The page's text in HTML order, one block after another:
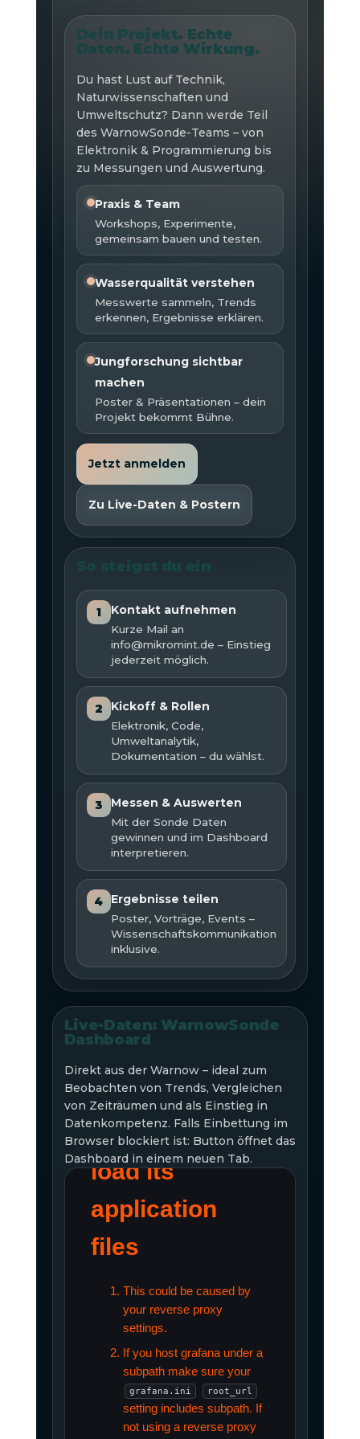
Dein Projekt. Echte
Daten. Echte Wirkung.
Du hast Lust auf Technik,
Naturwissenschaften und
Umweltschutz? Dann werde Teil
des WarnowSonde-Teams – von
Elektronik & Programmierung bis
zu Messungen und Auswertung.
Praxis & Team
Workshops, Experimente,
gemeinsam bauen und testen.
Wasserqualität verstehen
Messwerte sammeln, Trends
erkennen, Ergebnisse erklären.
Jungforschung sichtbar
machen
Poster & Präsentationen – dein
Projekt bekommt Bühne.
Jetzt anmelden
Zu Live-Daten & Postern
1 Kontakt aufnehmen
Kurze Mail an
info@mikromint.de – Einstieg
jederzeit möglich.
2 Kickoff & Rollen
Elektronik, Code,
Umweltanalytik,
Dokumentation – du wählst.
3 Messen & Auswerten
Mit der Sonde Daten
gewinnen und im Dashboard
interpretieren.
4 Ergebnisse teilen
Poster, Vorträge, Events –
Wissenschaftskommunikation
inklusive.
Live-Daten: WarnowSonde
Dashboard
Direkt aus der Warnow – ideal zum
Beobachten von Trends, Vergleichen
von Zeiträumen und als Einstieg in
Datenkompetenz. Falls Einbettung im
Browser blockiert ist: Button öffnet das
Dashboard in einem neuen Tab.